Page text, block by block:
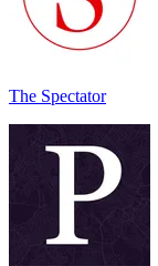
The Spectator